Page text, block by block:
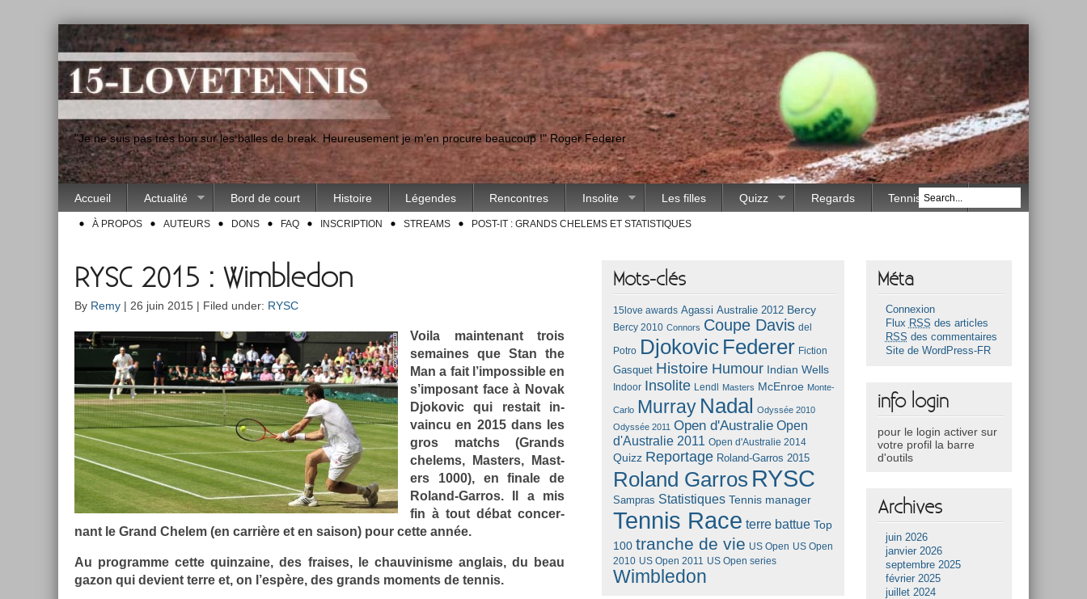
"Je ne suis pas très bon sur les balles de break. Heureusement je m'en procure beaucoup !" Roger Federer
Accueil Actualité Bord de court Histoire Légendes Rencontres Insolite Les filles Quizz Regards Tennis Race
À PROPOS AUTEURS DONS FAQ INSCRIPTION STREAMS POST-IT : GRANDS CHELEMS ET STATISTIQUES
RYSC 2015 : Wimbledon
By Remy | 26 juin 2015 | Filed under: RYSC
Voila main­tenant trois
semaines que Stan the
Man a fait l’im­possib­le en
s’im­posant face à Novak
Djokovic qui re­stait in­
vain­cu en 2015 dans les
gros matchs (Grands
chelems, Mast­ers, Mast­
ers 1000), en fin­ale de
Roland-Garros. Il a mis
fin à tout débat con­cer­
nant le Grand Chelem (en carrière et en saison) pour cette année.
Au pro­gram­me cette quin­zaine, des fraises, le chauvinis­me an­glais, du beau
gazon qui de­vient terre et, on l’espère, des grands mo­ments de ten­nis.
Mots-clés
15love awards Agassi Australie 2012 Bercy
Bercy 2010 Connors Coupe Davis del
Potro Djokovic Federer Fiction
Gasquet Histoire Humour Indian Wells
Indoor Insolite Lendl Masters McEnroe Monte-
Carlo Murray Nadal
Odyssée 2010
Odyssée 2011 Open d'Australie Open
d'Australie 2011 Open d'Australie 2014
Quizz Reportage Roland-Garros 2015
Roland Garros RYSC
Sampras Statistiques Tennis manager
Tennis Race terre battue Top
100 tranche de vie US Open US Open
2010 US Open 2011 US Open series
Wimbledon
Méta
Connexion
Flux RSS des articles
RSS des commentaires
Site de WordPress-FR
info login
pour le login activer sur
votre profil la barre
d'outils
Archives
juin 2026
janvier 2026
septembre 2025
février 2025
juillet 2024